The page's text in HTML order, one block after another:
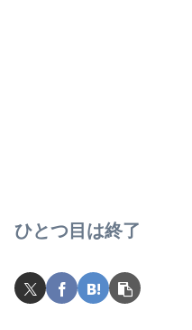
ひとつ目は終了